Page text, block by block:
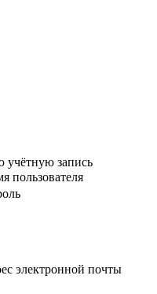
учётную запись
пользователя
электронной почты